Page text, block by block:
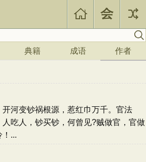
典籍 成语 作者
河变钞祸根源，惹红巾万千。官法
吃人，钞买钞，何曾见?贼做官，官做
！...